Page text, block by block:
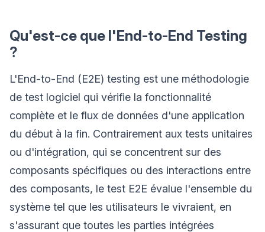
Qu'est-ce que l'End-to-End Testing
?
L'End-to-End (E2E) testing est une méthodologie
de test logiciel qui vérifie la fonctionnalité
complète et le flux de données d'une application
du début à la fin. Contrairement aux tests unitaires
ou d'intégration, qui se concentrent sur des
composants spécifiques ou des interactions entre
des composants, le test E2E évalue l'ensemble du
système tel que les utilisateurs le vivraient, en
s'assurant que toutes les parties intégrées